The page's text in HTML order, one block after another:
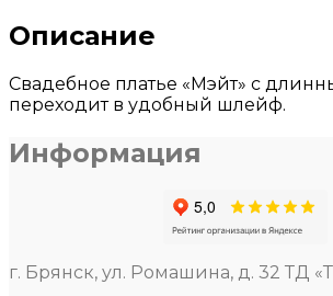
Описание
Свадебное платье «Мэйт» с
переходит в удобный шлейф.
Информация
г. Брянск, ул. Ромашина, д. 32 ТД